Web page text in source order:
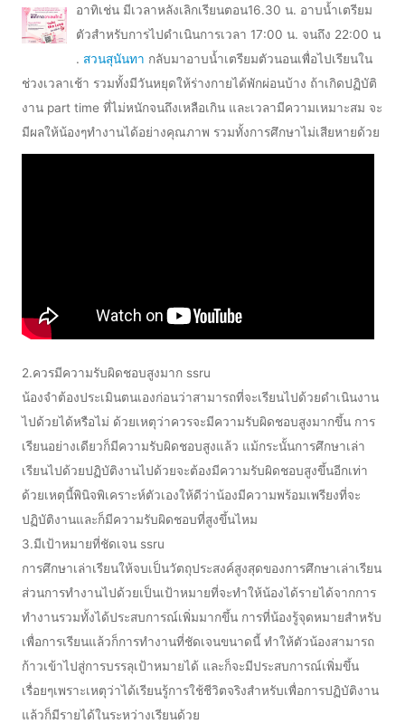
อาทิเช่น มีเวลาหลังเลิกเรียนตอน16.30 น. อาบน้ำเตรียม
ตัวสำหรับการไปดำเนินการเวลา 17:00 น. จนถึง 22:00 น
. สวนสุนันทา กลับมาอาบน้ำเตรียมตัวนอนเพื่อไปเรียนใน
ช่วงเวลาเช้า รวมทั้งมีวันหยุดให้ร่างกายได้พักผ่อนบ้าง ถ้าเกิดปฏิบัติ
งาน part time ที่ไม่หนักจนถึงเหลือเกิน และเวลามีความเหมาะสม จะ
มีผลให้น้องๆทำงานได้อย่างคุณภาพ รวมทั้งการศึกษาไม่เสียหายด้วย
2.ควรมีความรับผิดชอบสูงมาก ssru
น้องจำต้องประเมินตนเองก่อนว่าสามารถที่จะเรียนไปด้วยดำเนินงาน
ไปด้วยได้หรือไม่ ด้วยเหตุว่าควรจะมีความรับผิดชอบสูงมากขึ้น การ
เรียนอย่างเดียวก็มีความรับผิดชอบสูงแล้ว แม้กระนั้นการศึกษาเล่า
เรียนไปด้วยปฏิบัติงานไปด้วยจะต้องมีความรับผิดชอบสูงขึ้นอีกเท่า
ด้วยเหตุนี้พินิจพิเคราะห์ตัวเองให้ดีว่าน้องมีความพร้อมเพรียงที่จะ
ปฏิบัติงานและก็มีความรับผิดชอบที่สูงขึ้นไหม
3.มีเป้าหมายที่ชัดเจน ssru
การศึกษาเล่าเรียนให้จบเป็นวัตถุประสงค์สูงสุดของการศึกษาเล่าเรียน
ส่วนการทำงานไปด้วยเป็นเป้าหมายที่จะทำให้น้องได้รายได้จากการ
ทำงานรวมทั้งได้ประสบการณ์เพิ่มมากขึ้น การที่น้องรู้จุดหมายสำหรับ
เพื่อการเรียนแล้วก็การทำงานที่ชัดเจนขนาดนี้ ทำให้ตัวน้องสามารถ
ก้าวเข้าไปสู่การบรรลุเป้าหมายได้ และก็จะมีประสบการณ์เพิ่มขึ้น
เรื่อยๆเพราะเหตุว่าได้เรียนรู้การใช้ชีวิตจริงสำหรับเพื่อการปฏิบัติงาน
แล้วก็มีรายได้ในระหว่างเรียนด้วย